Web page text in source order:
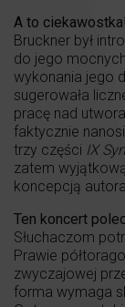
A to ciekawostka!
Bruckner był
do jego
wykonania jego
sugerowała
pracę nad
faktycznie
trzy części IX
zatem
koncepcją
Ten koncert
Słuchaczom
Prawie
zwyczajowej
forma wymaga